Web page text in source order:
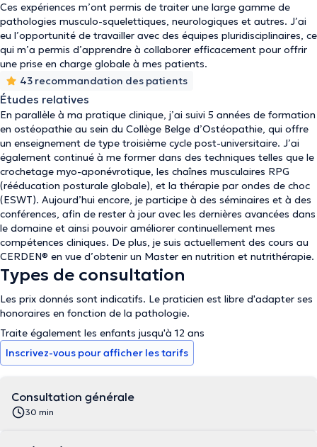
Ces expériences m’ont permis de traiter une large gamme de
pathologies musculo-squelettiques, neurologiques et autres. J’ai
eu l’opportunité de travailler avec des équipes pluridisciplinaires, ce
qui m’a permis d’apprendre à collaborer efficacement pour offrir
une prise en charge globale à mes patients.
43 recommandation des patients
Études relatives
En parallèle à ma pratique clinique, j’ai suivi 5 années de formation
en ostéopathie au sein du Collège Belge d’Ostéopathie, qui offre
un enseignement de type troisième cycle post-universitaire. J’ai
également continué à me former dans des techniques telles que le
crochetage myo-aponévrotique, les chaînes musculaires RPG
(rééducation posturale globale), et la thérapie par ondes de choc
(ESWT). Aujourd’hui encore, je participe à des séminaires et à des
conférences, afin de rester à jour avec les dernières avancées dans
le domaine et ainsi pouvoir améliorer continuellement mes
compétences cliniques. De plus, je suis actuellement des cours au
CERDEN®️ en vue d’obtenir un Master en nutrition et nutrithérapie.
Types de consultation
Les prix donnés sont indicatifs. Le praticien est libre d'adapter ses
honoraires en fonction de la pathologie.
Traite également les enfants jusqu'à 12 ans
Inscrivez-vous pour afficher les tarifs
Consultation générale
30 min